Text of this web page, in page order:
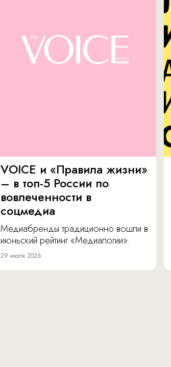
VOICE и «Правила жизни»
– в топ-5 России по
вовлеченности в
соцмедиа
Медиабренды традиционно вошли в
июньский рейтинг «Медиалогии».
29 июля 2026